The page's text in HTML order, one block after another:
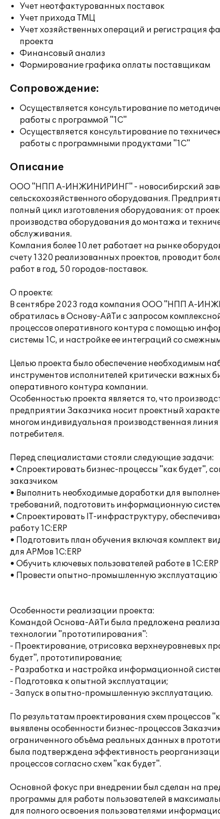
Учет неотфактурованных поставок
Учет прихода ТМЦ
Учет хозяйственных операций и регистрация
проекта
Финансовый анализ
Формирование графика оплаты поставщикам
Сопровождение:
Осуществляется консультирование по
работы с программой "1С"
Осуществляется консультирование по
работы с программными продуктами "1С"
Описание
ООО "НПП А-ИНЖИНИРИНГ" - новосибирский
сельскохозяйственного оборудования.
полный цикл изготовления оборудования: от
производства оборудования до монтажа и
обслуживания.
Компания более 10 лет работает на рынке
счету 1320 реализованных проектов, проводит
работ в год, 50 городов-поставок.
О проекте:
В сентябре 2023 года компания ООО "НПП А-
обратилась в Основу-АйТи с запросом
процессов оперативного контура с помощью
системы 1С, и настройке ее интеграций со
Целью проекта было обеспечение необходимым
инструментов исполнителей критически важных
оперативного контура компании.
Особенностью проекта является то, что
предприятии Заказчика носит проектный
многом индивидуальная производственная
потребителя.
Перед специалистами стояли следующие задачи:
• Спроектировать бизнес-процессы "как будет",
заказчиком
• Выполнить необходимые доработки для
требований, подготовить информационную
• Спроектировать IT-инфраструктуру,
работу 1С:ERP
• Подготовить план обучения включая комплект
для АРМов 1С:ERP
• Обучить ключевых пользователей работе в 1С:ERP
• Провести опытно-промышленную эксплуатацию
Особенности реализации проекта:
Командой Основа-АйТи была предложена
технологии "прототипирования":
- Проектирование, отрисовка верхнеуровневых
будет", прототипирование;
- Разработка и настройка информационной
- Подготовка к опытной эксплуатации;
- Запуск в опытно-промышленную эксплуатацию.
По результатам проектирования схем процессов
выявлены особенности бизнес-процессов
ограниченного объёма реальных данных в
была подтверждена эффективность
процессов согласно схем "как будет".
Основной фокус при внедрении был сделан на
программы для работы пользователей в
для полного освоения пользователями